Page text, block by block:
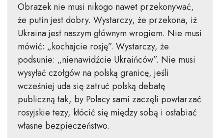
Obrazek nie musi nikogo nawet przekonywać,
że putin jest dobry. Wystarczy, że przekona, iż
Ukraina jest naszym głównym wrogiem. Nie musi
mówić: „kochajcie rosję”. Wystarczy, że
podsunie: „nienawidźcie Ukraińców”. Nie musi
wysyłać czołgów na polską granicę, jeśli
wcześniej uda się zatruć polską debatę
publiczną tak, by Polacy sami zaczęli powtarzać
rosyjskie tezy, kłócić się między sobą i osłabiać
własne bezpieczeństwo.